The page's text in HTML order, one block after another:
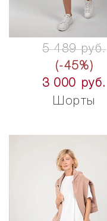
5 489 руб.
(-45%)
3 000 руб.
Шорты